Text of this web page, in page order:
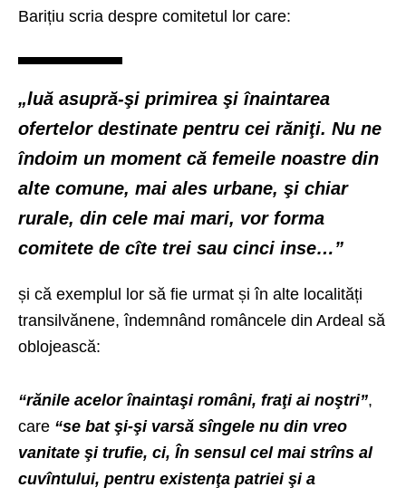
Barițiu scria despre comitetul lor care:
„luă asupră-şi primirea şi înaintarea
ofertelor destinate pentru cei răniţi. Nu ne
îndoim un moment că femeile noastre din
alte comune, mai ales urbane, şi chiar
rurale, din cele mai mari, vor forma
comitete de cîte trei sau cinci inse…”
și că exemplul lor să fie urmat și în alte localități
transilvănene, îndemnând româncele din Ardeal să
oblojească:
“rănile acelor înaintaşi români, fraţi ai noştri”,
care “se bat şi-şi varsă sîngele nu din vreo
vanitate şi trufie, ci, În sensul cel mai strîns al
cuvîntului, pentru existenţa patriei şi a